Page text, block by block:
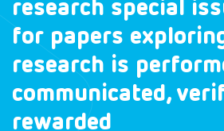
research special
for papers
research is
communicated,
rewarded